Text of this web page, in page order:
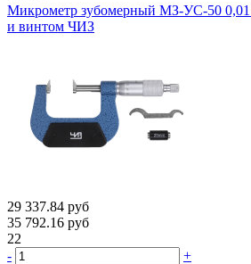
Микрометр зубомерный МЗ-УС-50 0,01
и винтом ЧИЗ
29 337.84 руб
35 792.16 руб
22
-
+